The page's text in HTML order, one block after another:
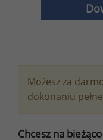
Możesz za
dokonaniu
Chcesz na